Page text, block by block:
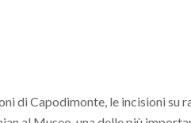
di Capodimonte, le incisioni su